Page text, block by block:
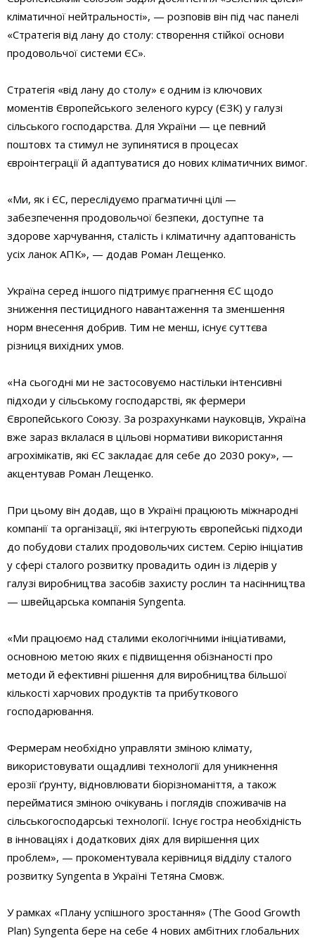
кліматичної нейтральності», — розповів він під час панелі
«Стратегія від лану до столу: створення стійкої основи
продовольчої системи ЄС».
Стратегія «від лану до столу» є одним із ключових
моментів Європейського зеленого курсу (ЄЗК) у галузі
сільського господарства. Для України — це певний
поштовх та стимул не зупинятися в процесах
євроінтеграції й адаптуватися до нових кліматичних вимог.
«Ми, як і ЄС, переслідуємо прагматичні цілі —
забезпечення продовольчої безпеки, доступне та
здорове харчування, сталість і кліматичну адаптованість
усіх ланок АПК», — додав Роман Лещенко.
Україна серед іншого підтримує прагнення ЄС щодо
зниження пестицидного навантаження та зменшення
норм внесення добрив. Тим не менш, існує суттєва
різниця вихідних умов.
«На сьогодні ми не застосовуємо настільки інтенсивні
підходи у сільському господарстві, як фермери
Європейського Союзу. За розрахунками науковців, Україна
вже зараз вклалася в цільові нормативи використання
агрохімікатів, які ЄС закладає для себе до 2030 року», —
акцентував Роман Лещенко.
При цьому він додав, що в Україні працюють міжнародні
компанії та організації, які інтегрують європейські підходи
до побудови сталих продовольчих систем. Серію ініціатив
у сфері сталого розвитку провадить один із лідерів у
галузі виробництва засобів захисту рослин та насінництва
— швейцарська компанія Syngenta.
«Ми працюємо над сталими екологічними ініціативами,
основною метою яких є підвищення обізнаності про
методи й ефективні рішення для виробництва більшої
кількості харчових продуктів та прибуткового
господарювання.
Фермерам необхідно управляти зміною клімату,
використовувати ощадливі технології для уникнення
ерозії ґрунту, відновлювати біорізноманіття, а також
перейматися зміною очікувань і поглядів споживачів на
сільськогосподарські технології. Існує гостра необхідність
в інноваціях і додаткових діях для вирішення цих
проблем», — прокоментувала керівниця відділу сталого
розвитку Syngenta в Україні Тетяна Смовж.
У рамках «Плану успішного зростання» (The Good Growth
Plan) Syngenta бере на себе 4 нових амбітних глобальних